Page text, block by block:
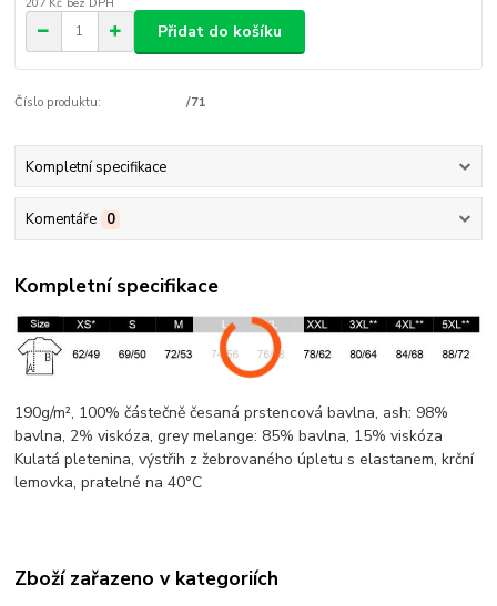
Přidat do košíku
Číslo produktu: /71
Kompletní specifikace
Komentáře 0
Kompletní specifikace
190g/m², 100% částečně česaná prstencovábavlna, ash: 98%
bavlna, 2%viskóza, greymelange: 85%bavlna, 15%viskóza
Kulatá pletenina, výstřih z žebrovaného úpletu s elastanem,krční
lemovka, pratelné na 40°C
Zboží zařazeno v kategoriích